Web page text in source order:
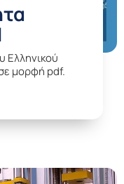
Ελληνικού
μορφή pdf.